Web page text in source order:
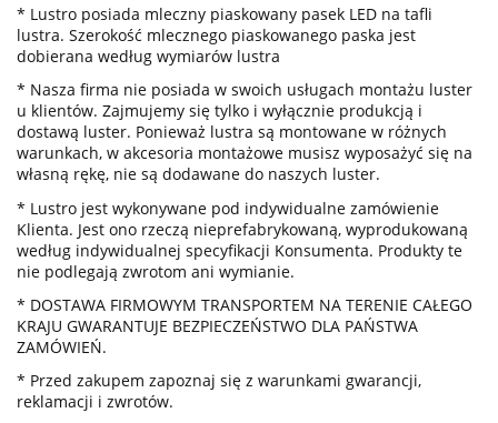
* Lustro posiada mleczny piaskowany pasek LED na tafli
lustra. Szerokość mlecznego piaskowanego paska jest
dobierana według wymiarów lustra
* Nasza firma nie posiada w swoich usługach montażu luster
u klientów. Zajmujemy się tylko i wyłącznie produkcją i
dostawą luster. Ponieważ lustra są montowane w różnych
warunkach, w akcesoria montażowe musisz wyposażyć się na
własną rękę, nie są dodawane do naszych luster.
* Lustro jest wykonywane pod indywidualne zamówienie
Klienta. Jest ono rzeczą nieprefabrykowaną, wyprodukowaną
według indywidualnej specyfikacji Konsumenta. Produkty te
nie podlegają zwrotom ani wymianie.
* DOSTAWA FIRMOWYM TRANSPORTEM NA TERENIE CAŁEGO
KRAJU GWARANTUJE BEZPIECZEŃSTWO DLA PAŃSTWA
ZAMÓWIEŃ.
* Przed zakupem zapoznaj się z warunkami gwarancji,
reklamacji i zwrotów.